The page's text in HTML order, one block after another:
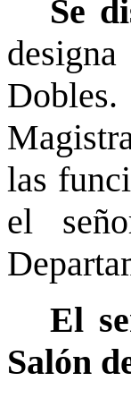
Se
las
el
El
Salón